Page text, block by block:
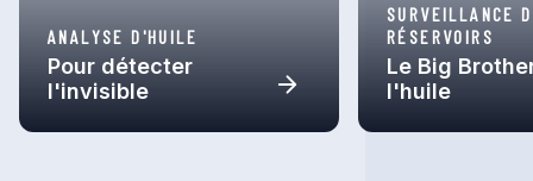
ANALYSE D'HUILE
Pour détecter
l'invisible
SURVEILLANCE
RÉSERVOIRS
Le Big
l'huile